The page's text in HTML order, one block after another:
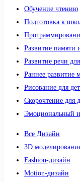
Обучение чтению
Подготовка к
Развитие памяти
Развитие речи
Раннее развитие
Рисование для
Скорочтение для
Эмоциональный
Все Дизайн
3D
Fashion-дизайн
Motion-дизайн